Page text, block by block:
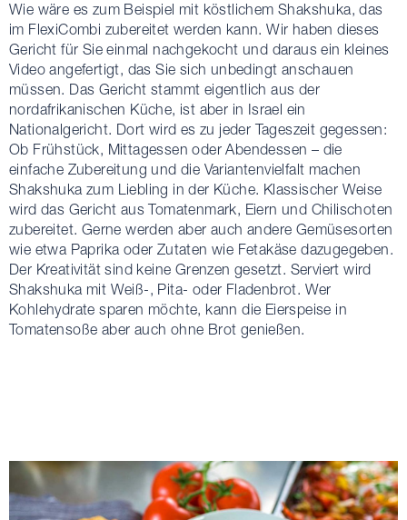
Wie wäre es zum Beispiel mit köstlichem Shakshuka, das
im FlexiCombi zubereitet werden kann. Wir haben dieses
Gericht für Sie einmal nachgekocht und daraus ein kleines
Video angefertigt, das Sie sich unbedingt anschauen
müssen. Das Gericht stammt eigentlich aus der
nordafrikanischen Küche, ist aber in Israel ein
Nationalgericht. Dort wird es zu jeder Tageszeit gegessen:
Ob Frühstück, Mittagessen oder Abendessen – die
einfache Zubereitung und die Variantenvielfalt machen
Shakshuka zum Liebling in der Küche. Klassischer Weise
wird das Gericht aus Tomatenmark, Eiern und Chilischoten
zubereitet. Gerne werden aber auch andere Gemüsesorten
wie etwa Paprika oder Zutaten wie Fetakäse dazugegeben.
Der Kreativität sind keine Grenzen gesetzt. Serviert wird
Shakshuka mit Weiß-, Pita- oder Fladenbrot. Wer
Kohlehydrate sparen möchte, kann die Eierspeise in
Tomatensoße aber auch ohne Brot genießen.